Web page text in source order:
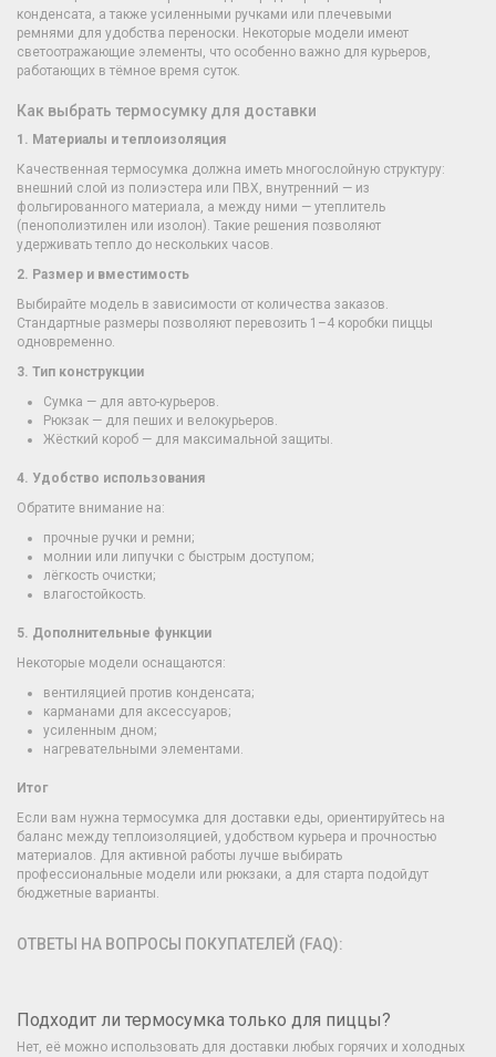
конденсата, а также усиленными ручками или плечевыми
ремнями для удобства переноски. Некоторые модели имеют
светоотражающие элементы, что особенно важно для курьеров,
работающих в тёмное время суток.
Как выбрать термосумку для доставки
1. Материалы и теплоизоляция
Качественная термосумка должна иметь многослойную структуру:
внешний слой из полиэстера или ПВХ, внутренний — из
фольгированного материала, а между ними — утеплитель
(пенополиэтилен или изолон). Такие решения позволяют
удерживать тепло до нескольких часов.
2. Размер и вместимость
Выбирайте модель в зависимости от количества заказов.
Стандартные размеры позволяют перевозить 1–4 коробки пиццы
одновременно.
3. Тип конструкции
Сумка — для авто-курьеров.
Рюкзак — для пеших и велокурьеров.
Жёсткий короб — для максимальной защиты.
4. Удобство использования
Обратите внимание на:
прочные ручки и ремни;
молнии или липучки с быстрым доступом;
лёгкость очистки;
влагостойкость.
5. Дополнительные функции
Некоторые модели оснащаются:
вентиляцией против конденсата;
карманами для аксессуаров;
усиленным дном;
нагревательными элементами.
Итог
Если вам нужна термосумка для доставки еды, ориентируйтесь на
баланс между теплоизоляцией, удобством курьера и прочностью
материалов. Для активной работы лучше выбирать
профессиональные модели или рюкзаки, а для старта подойдут
бюджетные варианты.
ОТВЕТЫ НА ВОПРОСЫ ПОКУПАТЕЛЕЙ (FAQ):
Подходит ли термосумка только для пиццы?
Нет, её можно использовать для доставки любых горячих и холодных